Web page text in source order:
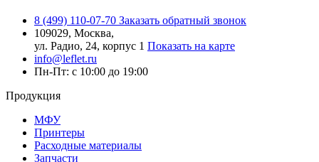
8 (499) 110-07-70 Заказать обратный звонок
109029, Москва,
ул. Радио, 24, корпус 1 Показать на карте
info@leflet.ru
Пн-Пт: с 10:00 до 19:00
Продукция
МФУ
Принтеры
Расходные материалы
Запчасти